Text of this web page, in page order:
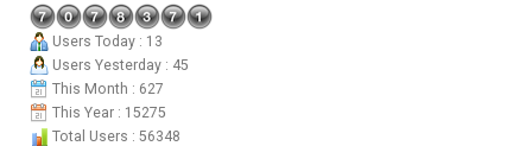
Users Today : 13
Users Yesterday : 45
This Month : 627
This Year : 15275
Total Users : 56348